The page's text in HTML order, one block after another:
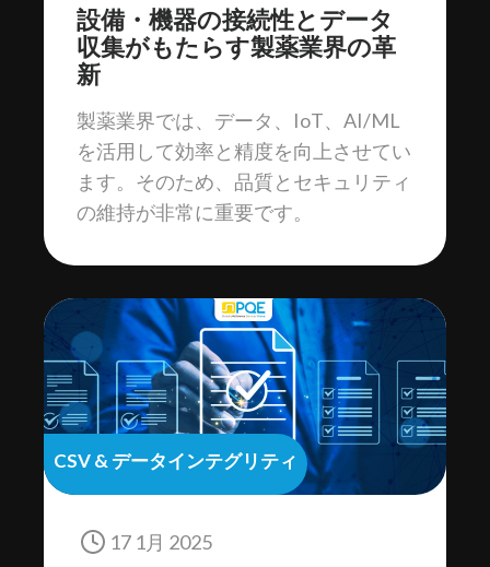
設備・機器の接続性とデータ
収集がもたらす製薬業界の革
新
製薬業界では、データ、IoT、AI/ML
を活用して効率と精度を向上させてい
ます。そのため、品質とセキュリティ
の維持が非常に重要です。
CSV & データインテグリティ
17 1月 2025